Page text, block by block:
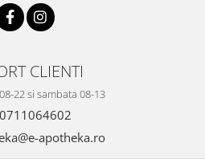
CLIENTI
22 si sambata 08-13
0711064602
apotheka.ro